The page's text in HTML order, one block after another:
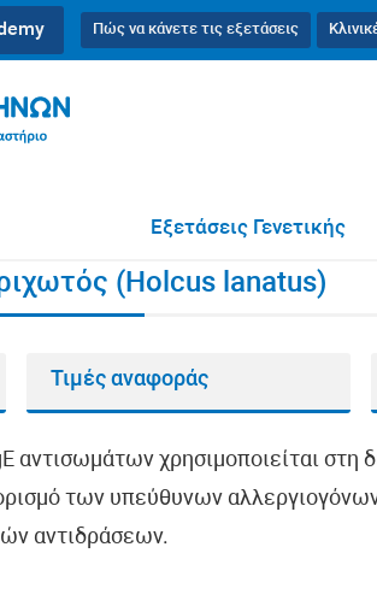
Πώς να κάνετε τις εξετάσεις
Εξετάσεις Γενετικής
(Holcus lanatus)
Τιμές αναφοράς
αντισωμάτων χρησιμοποιείται
των υπεύθυνων
αντιδράσεων.